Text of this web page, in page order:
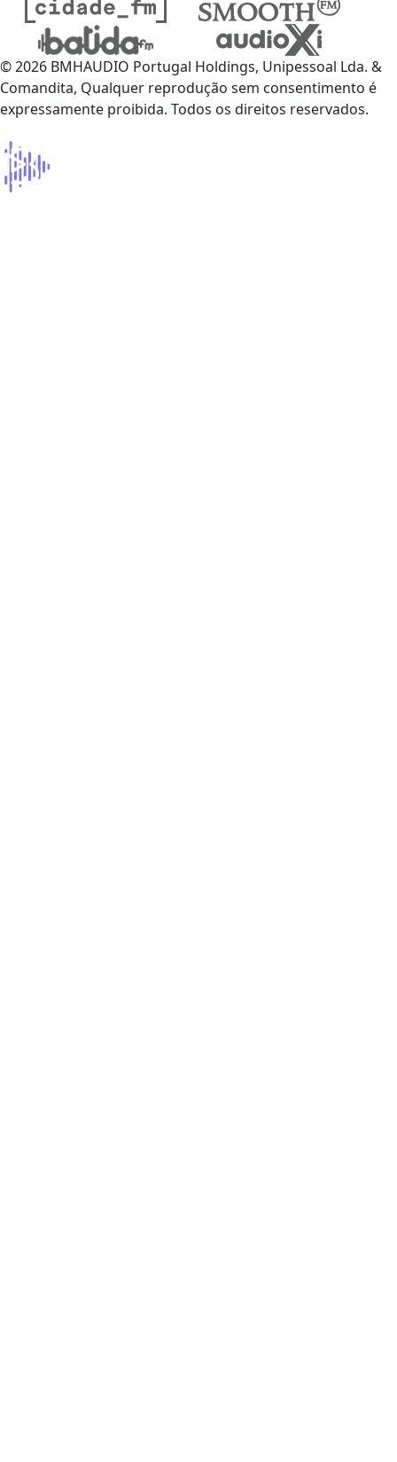
© 2026 BMHAUDIO Portugal Holdings, Unipessoal Lda. &
Comandita, Qualquer reprodução sem consentimento é
expressamente proibida. Todos os direitos reservados.